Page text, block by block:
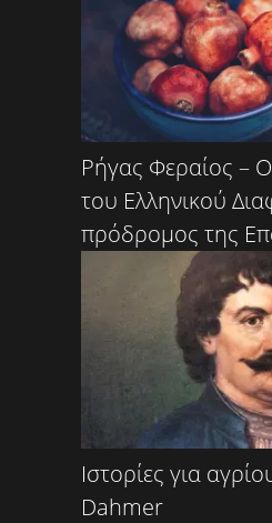
Ρήγας Φεραίος –
του Ελληνικού
πρόδρομος της
Ιστορίες για
Dahmer